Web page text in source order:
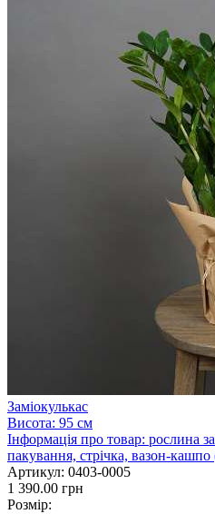
Заміокулькас
Висота: 95 см
Інформація про товар: рослина
пакування, стрічка, вазон-кашпо
Артикул: 0403-0005
1 390.00 грн
Розмір: